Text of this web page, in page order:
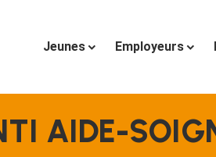
Jeunes Employeurs
AIDE-